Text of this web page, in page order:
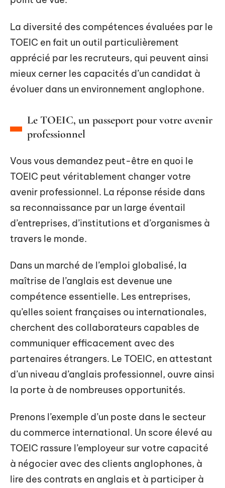
La diversité des compétences évaluées par le
TOEIC en fait un outil particulièrement
apprécié par les recruteurs, qui peuvent ainsi
mieux cerner les capacités d’un candidat à
évoluer dans un environnement anglophone.
Le TOEIC, un passeport pour votre avenir
professionnel
Vous vous demandez peut-être en quoi le
TOEIC peut véritablement changer votre
avenir professionnel. La réponse réside dans
sa reconnaissance par un large éventail
d’entreprises, d’institutions et d’organismes à
travers le monde.
Dans un marché de l’emploi globalisé, la
maîtrise de l’anglais est devenue une
compétence essentielle. Les entreprises,
qu’elles soient françaises ou internationales,
cherchent des collaborateurs capables de
communiquer efficacement avec des
partenaires étrangers. Le TOEIC, en attestant
d’un niveau d’anglais professionnel, ouvre ainsi
la porte à de nombreuses opportunités.
Prenons l’exemple d’un poste dans le secteur
du commerce international. Un score élevé au
TOEIC rassure l’employeur sur votre capacité
à négocier avec des clients anglophones, à
lire des contrats en anglais et à participer à